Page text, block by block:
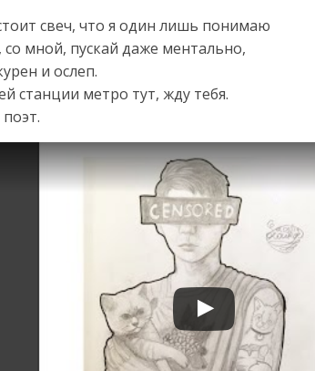
свеч, что я один лишь понимаю
со мной, пускай даже ментально,
и ослеп.
станции метро тут, жду тебя.